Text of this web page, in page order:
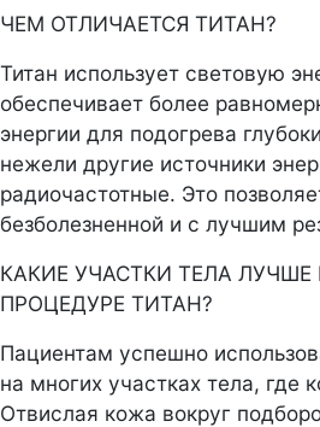
ЧЕМ ОТЛИЧАЕТСЯ ТИТАН?
Титан использует световую
обеспечивает более
энергии для подогрева
нежели другие источники
радиочастотные. Это
безболезненной и с лучшим
КАКИЕ УЧАСТКИ ТЕЛА
ПРОЦЕДУРЕ ТИТАН?
Пациентам успешно
на многих участках тела, где
Отвислая кожа вокруг